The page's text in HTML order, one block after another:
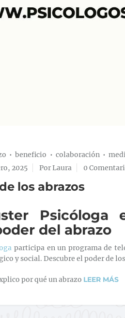
•beneficio • colaboración•
2025 Por Laura 0
los abrazos
Psicóloga
del abrazo
participa en un programa de
y social. Descubre el poder de
por qué un abrazo LEER MÁS